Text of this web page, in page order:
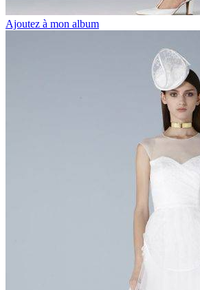
Ajoutez à mon album